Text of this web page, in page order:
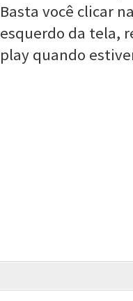
Basta você clicar
esquerdo da tela,
play quando